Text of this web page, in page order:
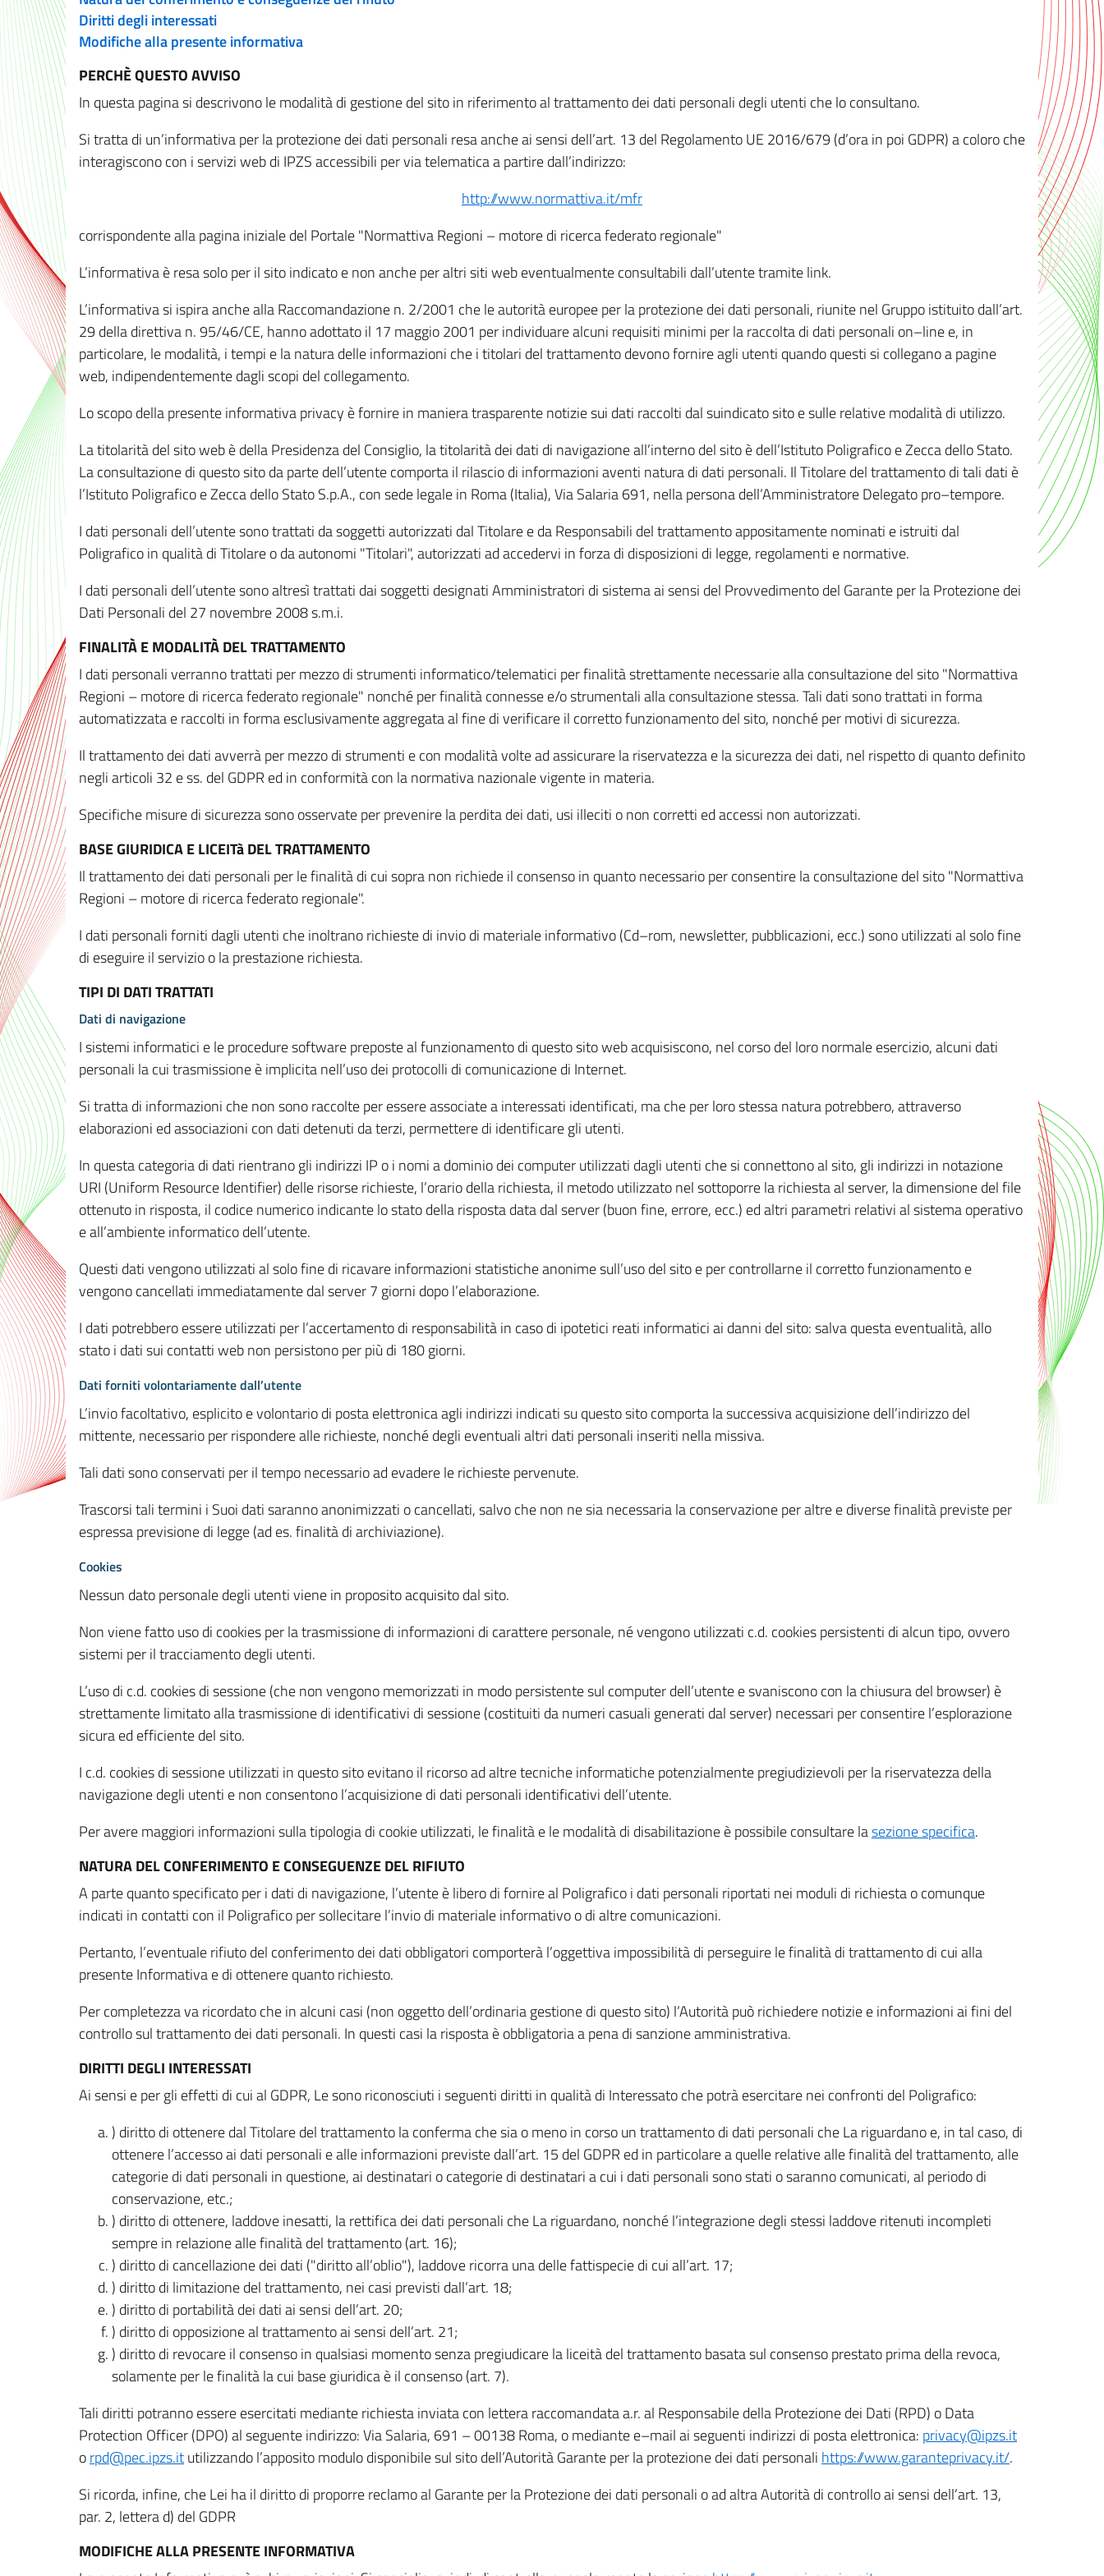
Diritti degli interessati
Modifiche alla presente informativa
PERCHÈ QUESTO AVVISO
In questa pagina si descrivono le modalità di gestione del sito in riferimento al trattamento dei dati personali degli utenti che lo consultano.
Si tratta di un’informativa per la protezione dei dati personali resa anche ai sensi dell’art. 13 del Regolamento UE 2016/679 (d’ora in poi GDPR) a coloro che
interagiscono con i servizi web di IPZS accessibili per via telematica a partire dall’indirizzo:
http://www.normattiva.it/mfr
corrispondente alla pagina iniziale del Portale "Normattiva Regioni – motore di ricerca federato regionale"
L’informativa è resa solo per il sito indicato e non anche per altri siti web eventualmente consultabili dall’utente tramite link.
L’informativa si ispira anche alla Raccomandazione n. 2/2001 che le autorità europee per la protezione dei dati personali, riunite nel Gruppo istituito dall’art.
29 della direttiva n. 95/46/CE, hanno adottato il 17 maggio 2001 per individuare alcuni requisiti minimi per la raccolta di dati personali on–line e, in
particolare, le modalità, i tempi e la natura delle informazioni che i titolari del trattamento devono fornire agli utenti quando questi si collegano a pagine
web, indipendentemente dagli scopi del collegamento.
Lo scopo della presente informativa privacy è fornire in maniera trasparente notizie sui dati raccolti dal suindicato sito e sulle relative modalità di utilizzo.
La titolarità del sito web è della Presidenza del Consiglio, la titolarità dei dati di navigazione all’interno del sito è dell’Istituto Poligrafico e Zecca dello Stato.
La consultazione di questo sito da parte dell’utente comporta il rilascio di informazioni aventi natura di dati personali. Il Titolare del trattamento di tali dati è
l’Istituto Poligrafico e Zecca dello Stato S.p.A., con sede legale in Roma (Italia), Via Salaria 691, nella persona dell’Amministratore Delegato pro–tempore.
I dati personali dell’utente sono trattati da soggetti autorizzati dal Titolare e da Responsabili del trattamento appositamente nominati e istruiti dal
Poligrafico in qualità di Titolare o da autonomi "Titolari", autorizzati ad accedervi in forza di disposizioni di legge, regolamenti e normative.
I dati personali dell’utente sono altresì trattati dai soggetti designati Amministratori di sistema ai sensi del Provvedimento del Garante per la Protezione dei
Dati Personali del 27 novembre 2008 s.m.i.
FINALITÀ E MODALITÀ DEL TRATTAMENTO
I dati personali verranno trattati per mezzo di strumenti informatico/telematici per finalità strettamente necessarie alla consultazione del sito "Normattiva
Regioni – motore di ricerca federato regionale" nonché per finalità connesse e/o strumentali alla consultazione stessa. Tali dati sono trattati in forma
automatizzata e raccolti in forma esclusivamente aggregata al fine di verificare il corretto funzionamento del sito, nonché per motivi di sicurezza.
Il trattamento dei dati avverrà per mezzo di strumenti e con modalità volte ad assicurare la riservatezza e la sicurezza dei dati, nel rispetto di quanto definito
negli articoli 32 e ss. del GDPR ed in conformità con la normativa nazionale vigente in materia.
Specifiche misure di sicurezza sono osservate per prevenire la perdita dei dati, usi illeciti o non corretti ed accessi non autorizzati.
BASE GIURIDICA E LICEITà DEL TRATTAMENTO
Il trattamento dei dati personali per le finalità di cui sopra non richiede il consenso in quanto necessario per consentire la consultazione del sito "Normattiva
Regioni – motore di ricerca federato regionale".
I dati personali forniti dagli utenti che inoltrano richieste di invio di materiale informativo (Cd–rom, newsletter, pubblicazioni, ecc.) sono utilizzati al solo fine
di eseguire il servizio o la prestazione richiesta.
TIPI DI DATI TRATTATI
Dati di navigazione
I sistemi informatici e le procedure software preposte al funzionamento di questo sito web acquisiscono, nel corso del loro normale esercizio, alcuni dati
personali la cui trasmissione è implicita nell’uso dei protocolli di comunicazione di Internet.
Si tratta di informazioni che non sono raccolte per essere associate a interessati identificati, ma che per loro stessa natura potrebbero, attraverso
elaborazioni ed associazioni con dati detenuti da terzi, permettere di identificare gli utenti.
In questa categoria di dati rientrano gli indirizzi IP o i nomi a dominio dei computer utilizzati dagli utenti che si connettono al sito, gli indirizzi in notazione
URI (Uniform Resource Identifier) delle risorse richieste, l’orario della richiesta, il metodo utilizzato nel sottoporre la richiesta al server, la dimensione del file
ottenuto in risposta, il codice numerico indicante lo stato della risposta data dal server (buon fine, errore, ecc.) ed altri parametri relativi al sistema operativo
e all’ambiente informatico dell’utente.
Questi dati vengono utilizzati al solo fine di ricavare informazioni statistiche anonime sull’uso del sito e per controllarne il corretto funzionamento e
vengono cancellati immediatamente dal server 7 giorni dopo l’elaborazione.
I dati potrebbero essere utilizzati per l’accertamento di responsabilità in caso di ipotetici reati informatici ai danni del sito: salva questa eventualità, allo
stato i dati sui contatti web non persistono per più di 180 giorni.
Dati forniti volontariamente dall’utente
L’invio facoltativo, esplicito e volontario di posta elettronica agli indirizzi indicati su questo sito comporta la successiva acquisizione dell’indirizzo del
mittente, necessario per rispondere alle richieste, nonché degli eventuali altri dati personali inseriti nella missiva.
Tali dati sono conservati per il tempo necessario ad evadere le richieste pervenute.
Trascorsi tali termini i Suoi dati saranno anonimizzati o cancellati, salvo che non ne sia necessaria la conservazione per altre e diverse finalità previste per
espressa previsione di legge (ad es. finalità di archiviazione).
Cookies
Nessun dato personale degli utenti viene in proposito acquisito dal sito.
Non viene fatto uso di cookies per la trasmissione di informazioni di carattere personale, né vengono utilizzati c.d. cookies persistenti di alcun tipo, ovvero
sistemi per il tracciamento degli utenti.
L’uso di c.d. cookies di sessione (che non vengono memorizzati in modo persistente sul computer dell’utente e svaniscono con la chiusura del browser) è
strettamente limitato alla trasmissione di identificativi di sessione (costituiti da numeri casuali generati dal server) necessari per consentire l’esplorazione
sicura ed efficiente del sito.
I c.d. cookies di sessione utilizzati in questo sito evitano il ricorso ad altre tecniche informatiche potenzialmente pregiudizievoli per la riservatezza della
navigazione degli utenti e non consentono l’acquisizione di dati personali identificativi dell’utente.
Per avere maggiori informazioni sulla tipologia di cookie utilizzati, le finalità e le modalità di disabilitazione è possibile consultare lasezione specifica.
NATURA DEL CONFERIMENTO E CONSEGUENZE DEL RIFIUTO
A parte quanto specificato per i dati di navigazione, l’utente è libero di fornire al Poligrafico i dati personali riportati nei moduli di richiesta o comunque
indicati in contatti con il Poligrafico per sollecitare l’invio di materiale informativo o di altre comunicazioni.
Pertanto, l’eventuale rifiuto del conferimento dei dati obbligatori comporterà l’oggettiva impossibilità di perseguire le finalità di trattamento di cui alla
presente Informativa e di ottenere quanto richiesto.
Per completezza va ricordato che in alcuni casi (non oggetto dell’ordinaria gestione di questo sito) l’Autorità può richiedere notizie e informazioni ai fini del
controllo sul trattamento dei dati personali. In questi casi la risposta è obbligatoria a pena di sanzione amministrativa.
DIRITTI DEGLI INTERESSATI
Ai sensi e per gli effetti di cui al GDPR, Le sono riconosciuti i seguenti diritti in qualità di Interessato che potrà esercitare nei confronti del Poligrafico:
) diritto di ottenere dal Titolare del trattamento la conferma che sia o meno in corso un trattamento di dati personali che La riguardano e, in tal caso, di
ottenere l’accesso ai dati personali e alle informazioni previste dall’art. 15 del GDPR ed in particolare a quelle relative alle finalità del trattamento, alle
categorie di dati personali in questione, ai destinatari o categorie di destinatari a cui i dati personali sono stati o saranno comunicati, al periodo di
conservazione, etc.;
) diritto di ottenere, laddove inesatti, la rettifica dei dati personali che La riguardano, nonché l’integrazione degli stessi laddove ritenuti incompleti
sempre in relazione alle finalità del trattamento (art. 16);
) diritto di cancellazione dei dati ("diritto all’oblio"), laddove ricorra una delle fattispecie di cui all’art. 17;
) diritto di limitazione del trattamento, nei casi previsti dall’art. 18;
) diritto di portabilità dei dati ai sensi dell’art. 20;
) diritto di opposizione al trattamento ai sensi dell’art. 21;
) diritto di revocare il consenso in qualsiasi momento senza pregiudicare la liceità del trattamento basata sul consenso prestato prima della revoca,
solamente per le finalità la cui base giuridica è il consenso (art. 7).
Tali diritti potranno essere esercitati mediante richiesta inviata con lettera raccomandata a.r. al Responsabile della Protezione dei Dati (RPD) o Data
Protection Officer (DPO) al seguente indirizzo: Via Salaria, 691 – 00138 Roma, o mediante e–mail ai seguenti indirizzi di posta elettronica: privacy@ipzs.it
orpd@pec.ipzs.itutilizzando l’apposito modulo disponibile sul sito dell’Autorità Garante per la protezione dei dati personali https://www.garanteprivacy.it/.
Si ricorda, infine, che Lei ha il diritto di proporre reclamo al Garante per la Protezione dei dati personali o ad altra Autorità di controllo ai sensi dell’art. 13,
par. 2, lettera d) del GDPR
MODIFICHE ALLA PRESENTE INFORMATIVA